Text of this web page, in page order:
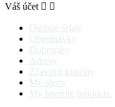
Váš účet  
Osobné údaje
Objednávky
Dobropisy
Adresy
Zľavové kupóny
My alerts
My favorite products.